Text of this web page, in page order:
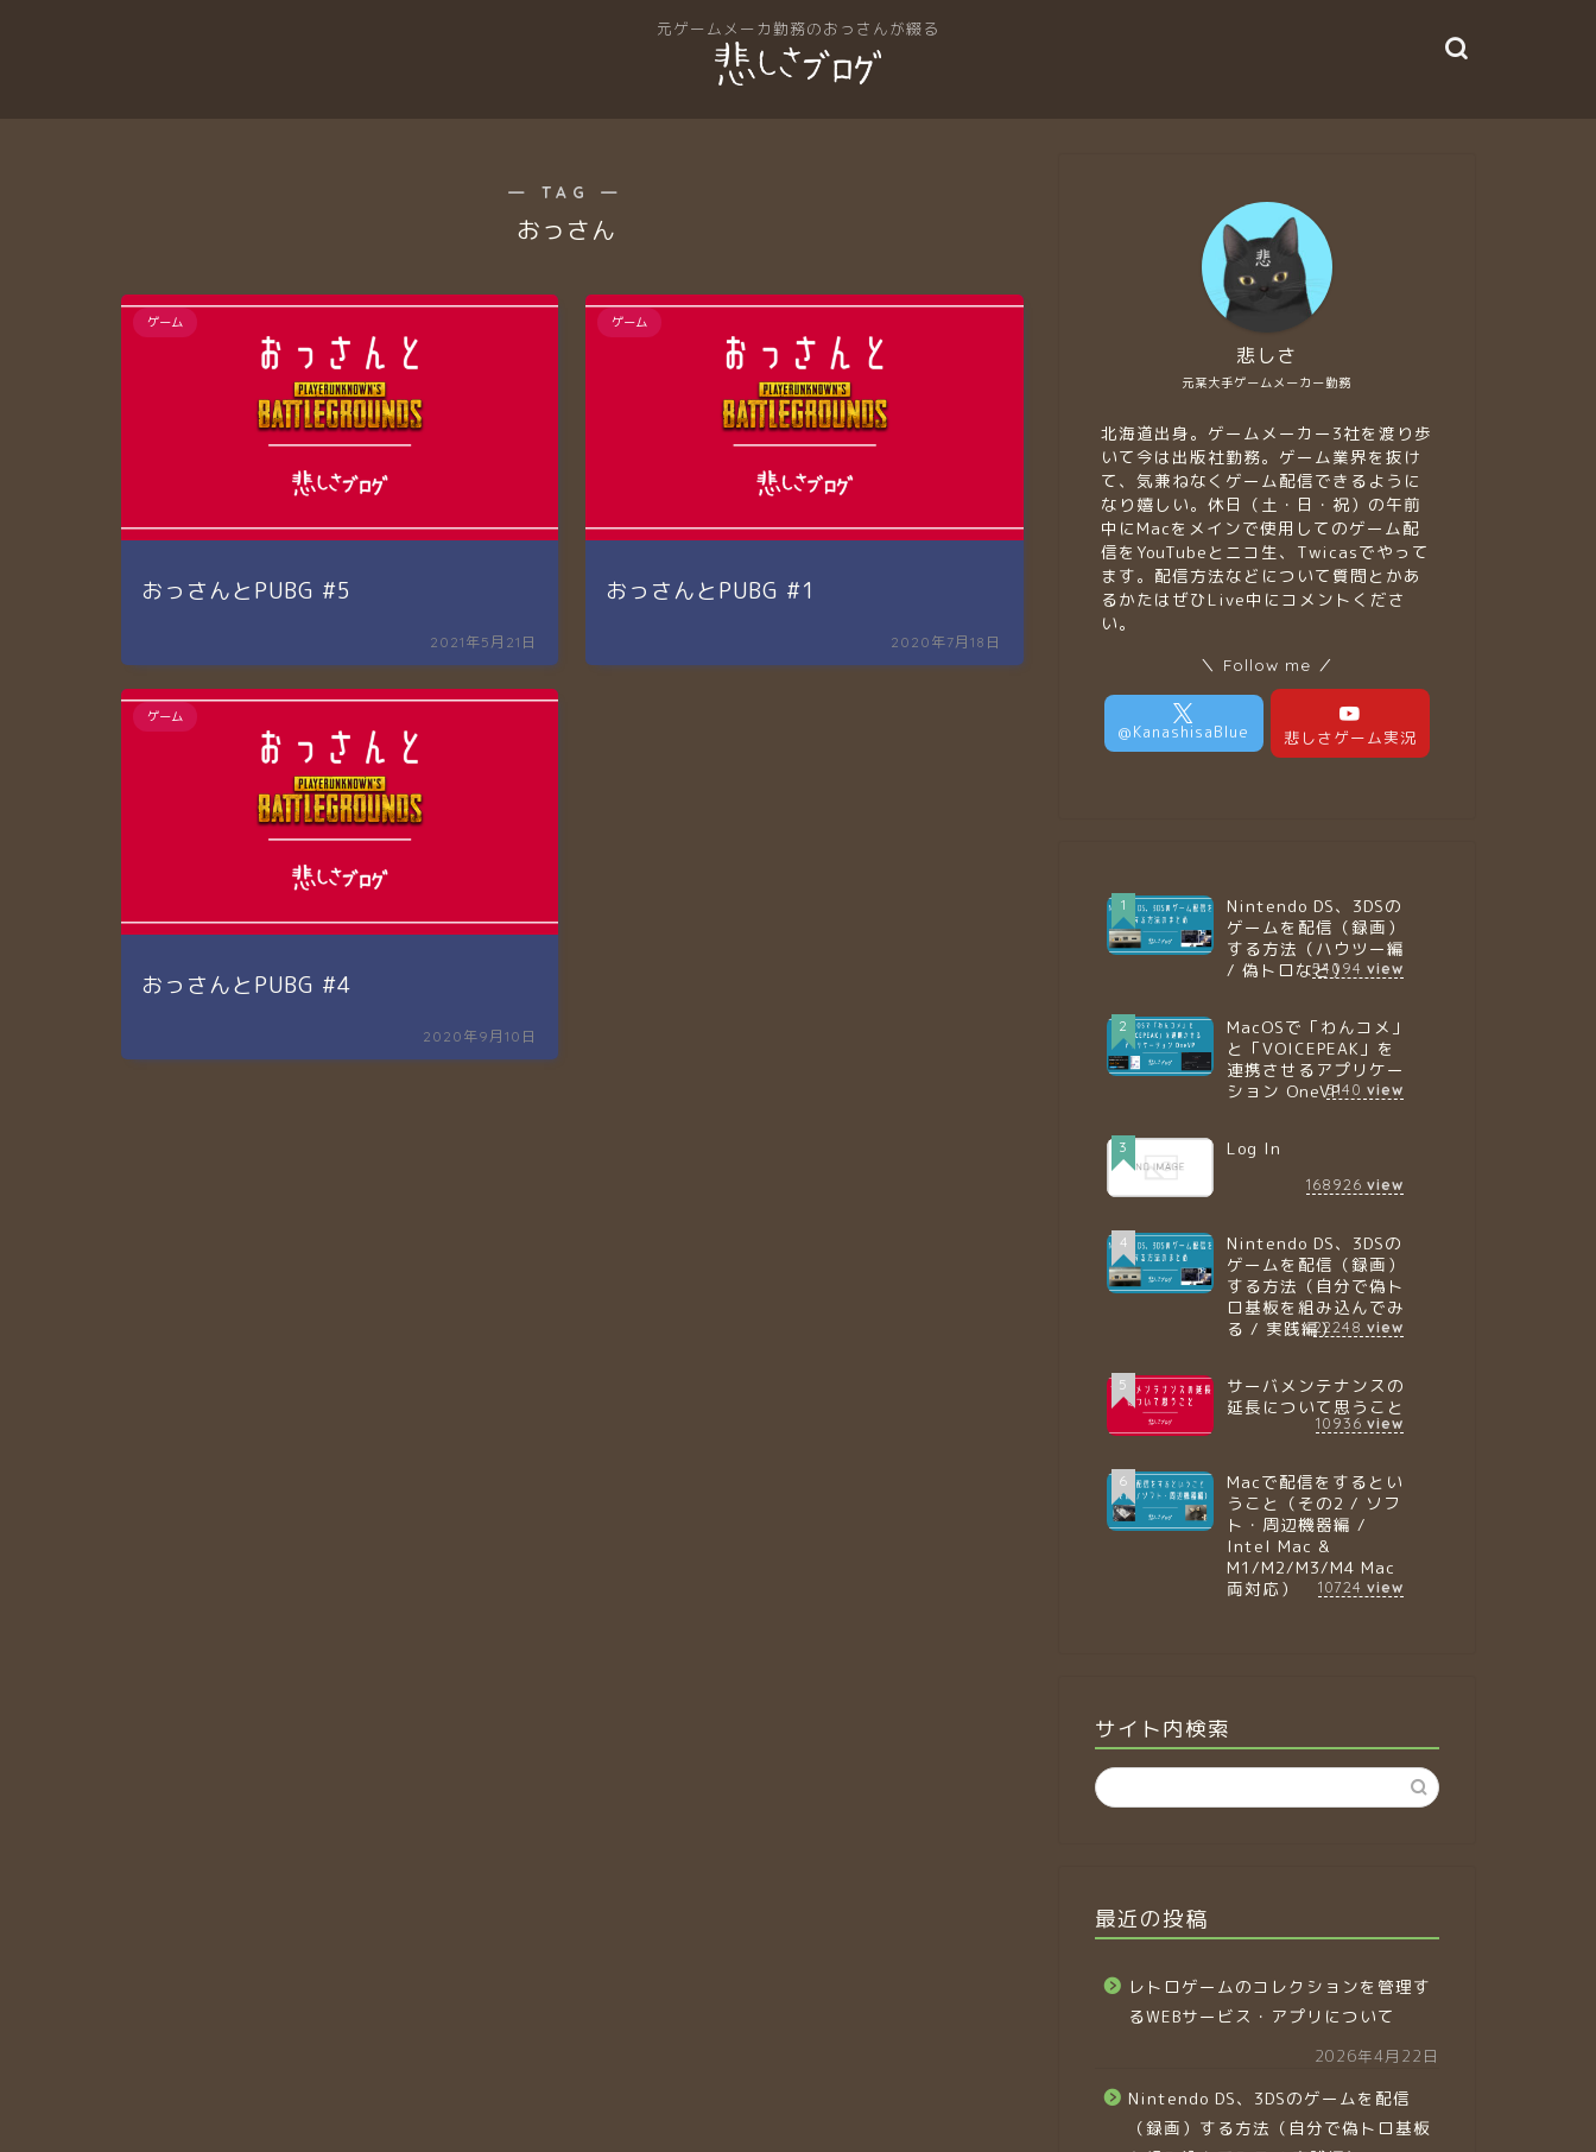
― TAG ―
おっさん
ゲーム
おっさんとPUBG #5
2021年5月21日
ゲーム
おっさんとPUBG #1
2020年7月18日
ゲーム
おっさんとPUBG #4
2020年9月10日
元某大手ゲームメーカー勤務
悲しさ
北海道出身。ゲームメーカー3社を渡り歩
いて今は出版社勤務。ゲーム業界を抜け
て、気兼ねなくゲーム配信できるように
なり嬉しい。休日（土・日・祝）の午前
中にMacをメインで使用してのゲーム配
信をYouTubeとニコ生、Twicasでやって
ます。配信方法などについて質問とかあ
るかたはぜひLive中にコメントくださ
い。
＼ Follow me ／
1
Nintendo DS、3DSの
ゲームを配信（録画）
する方法（ハウツー編
/ 偽トロなど）
54094 view
2
MacOSで「わんコメ」
と「VOICEPEAK」を
連携させるアプリケー
ション OneVP5140 view
3 Log In
168926 view
4
Nintendo DS、3DSの
ゲームを配信（録画）
する方法（自分で偽ト
ロ基板を組み込んでみ
る / 実践編）22248 view
5
サーバメンテナンスの
延長について思うこと
10936 view
6
Macで配信をするとい
うこと（その2 / ソフ
ト・周辺機器編 /
Intel Mac &
M1/M2/M3/M4 Mac
両対応）
10724 view
サイト内検索
最近の投稿
レトロゲームのコレクションを管理す
るWEBサービス・アプリについて
2026年4月22日
Nintendo DS、3DSのゲームを配信
（録画）する方法（自分で偽トロ基板